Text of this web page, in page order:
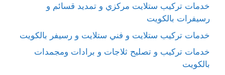
خدمات تركيب ستلايت مركزي و تمديد قسائم و
رسيفرات بالكويت
خدمات تركيب ستلايت و فني ستلايت و رسيفر بالكويت
خدمات تركيب و تصليح ثلاجات و برادات ومجمدات
بالكويت